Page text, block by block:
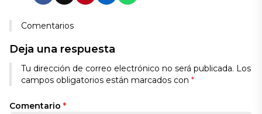
Comentarios
Deja una respuesta
Tu dirección de correo electrónico no será publicada. Los
campos obligatorios están marcados con *
Comentario *